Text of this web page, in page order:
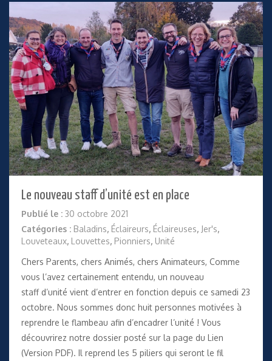
Le nouveau staff d’unité est en place
Publié le : 30 octobre 2021
Catégories : Baladins, Éclaireurs, Éclaireuses, Jer's,
Louveteaux, Louvettes, Pionniers, Unité
Chers Parents, chers Animés, chers Animateurs, Comme
vous l’avez certainement entendu, un nouveau
staff d’unité vient d’entrer en fonction depuis ce samedi 23
octobre. Nous sommes donc huit personnes motivées à
reprendre le flambeau afin d’encadrer l’unité ! Vous
découvrirez notre dossier posté sur la page du Lien
(Version PDF). Il reprend les 5 piliers qui seront le fil